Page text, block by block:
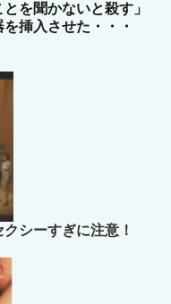
を聞かないと殺す」
挿入させた・・・
シーすぎに注意！